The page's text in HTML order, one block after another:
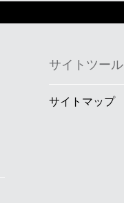
サイトツール
サイトマップ